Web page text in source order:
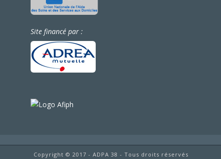
Site financé par :
Copyright © 2017 - ADPA 38 - Tous droits réservés